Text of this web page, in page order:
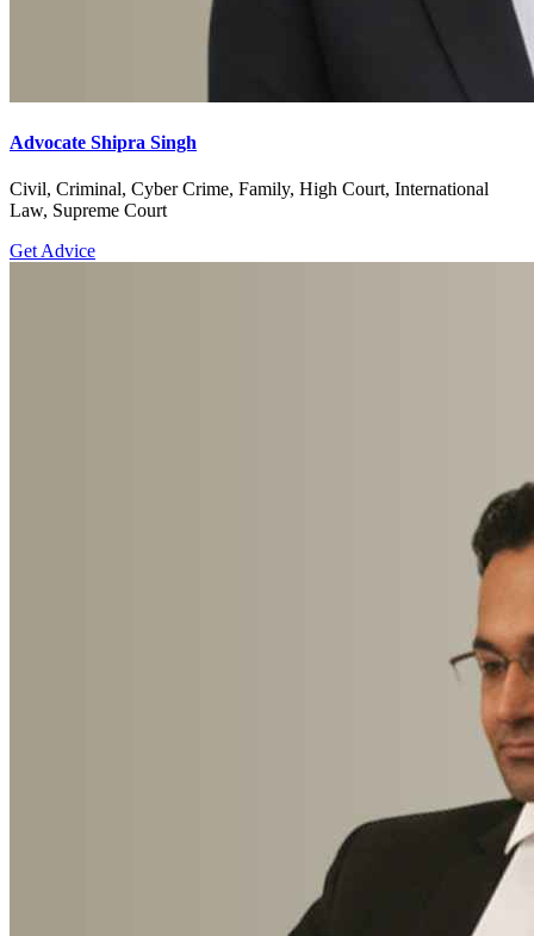
Advocate Shipra Singh
Civil, Criminal, Cyber Crime, Family, High Court, International
Law, Supreme Court
Get Advice